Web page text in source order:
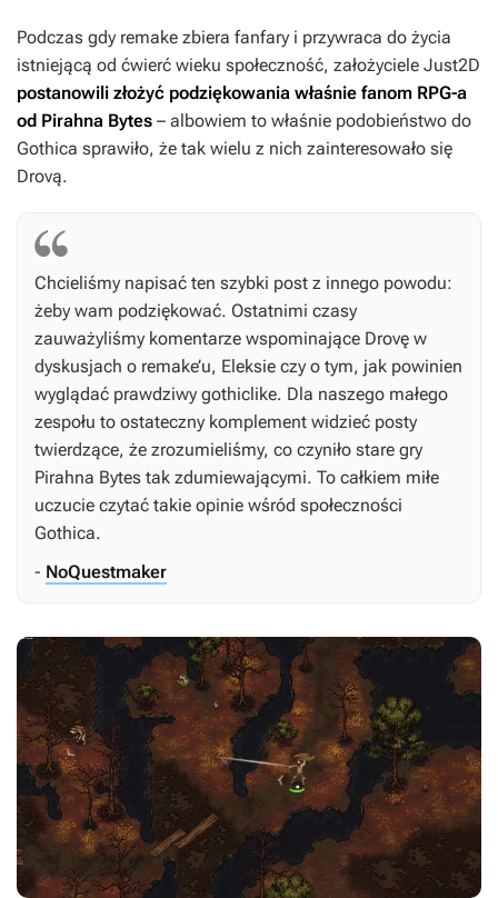
Podczas gdy remake zbiera fanfary i przywraca do życia
istniejącą od ćwierć wieku społeczność, założyciele Just2D
postanowili złożyć podziękowania właśnie fanom RPG-a
od Pirahna Bytes – albowiem to właśnie podobieństwo do
Gothica sprawiło, że tak wielu z nich zainteresowało się
Drovą.
Chcieliśmy napisać ten szybki post z innego powodu:
żeby wam podziękować. Ostatnimi czasy
zauważyliśmy komentarze wspominające Drovę w
dyskusjach o remake’u, Eleksie czy o tym, jak powinien
wyglądać prawdziwy gothiclike. Dla naszego małego
zespołu to ostateczny komplement widzieć posty
twierdzące, że zrozumieliśmy, co czyniło stare gry
Pirahna Bytes tak zdumiewającymi. To całkiem miłe
uczucie czytać takie opinie wśród społeczności
Gothica.
- NoQuestmaker